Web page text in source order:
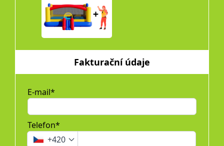
Fakturační údaje
E-mail*
Telefon*
+420